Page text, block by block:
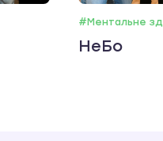
#Ментальне
НеБо